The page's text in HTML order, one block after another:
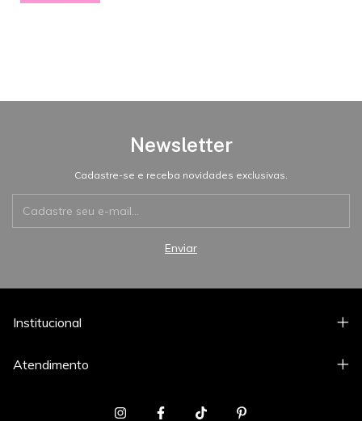
Newsletter
Cadastre-se e receba novidades exclusivas.
Institucional
Atendimento